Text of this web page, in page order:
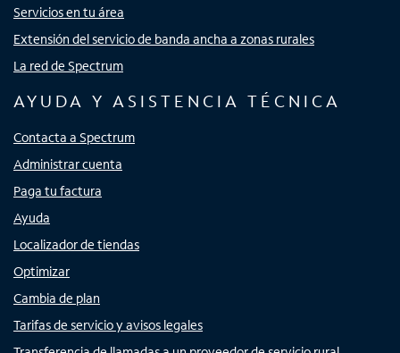
Servicios en tu área
Extensión del servicio de banda ancha a zonas rurales
La red de Spectrum
AYUDA Y ASISTENCIA TÉCNICA
Contacta a Spectrum
Administrar cuenta
Paga tu factura
Ayuda
Localizador de tiendas
Optimizar
Cambia de plan
Tarifas de servicio y avisos legales